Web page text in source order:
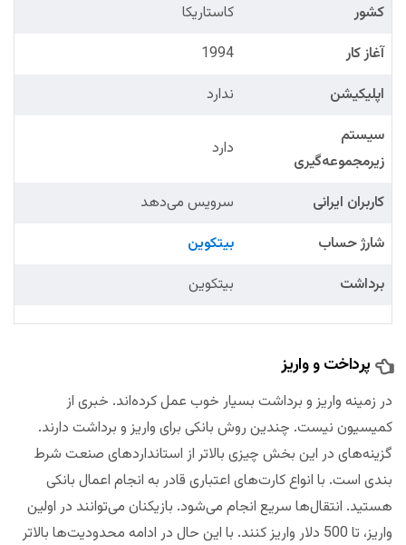
کشور
کاستاریکا
آغاز کار
1994
اپلیکیشن
ندارد
سیستم
زیرمجموعه‌گیری
دارد
کاربران ایرانی
سرویس می‌دهد
شارژ حساب
بیتکوین
برداشت
بیتکوین
پرداخت و واریز
در زمینه واریز و برداشت بسیار خوب عمل کرده‌اند. خبری از
کمیسیون نیست. چندین روش بانکی برای واریز و برداشت دارند.
گزینه‌های در این بخش چیزی بالاتر از استانداردهای صنعت شرط
بندی است. با انواع کارت‌های اعتباری قادر به انجام اعمال بانکی
هستید. انتقال‌ها سریع انجام می‌شود. بازیکنان می‌توانند در اولین
واریز، تا 500 دلار واریز کنند. با این حال در ادامه محدودیت‌ها بالاتر